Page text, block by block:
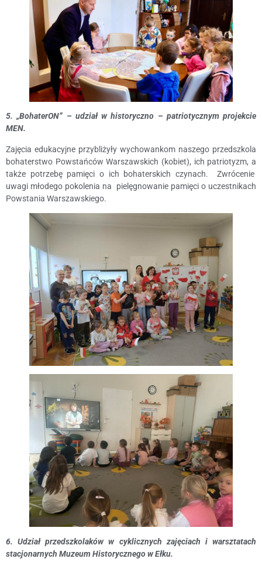
5. „BohaterON” – udział w historyczno – patriotycznym projekcie
MEN.
Zajęcia edukacyjne przybliżyły wychowankom naszego przedszkola
bohaterstwo Powstańców Warszawskich (kobiet), ich patriotyzm, a
także potrzebę pamięci o ich bohaterskich czynach. Zwrócenie
uwagi młodego pokolenia na pielęgnowanie pamięci o uczestnikach
Powstania Warszawskiego.
6. Udział przedszkolaków w cyklicznych zajęciach i warsztatach
stacjonarnych Muzeum Historycznego w Ełku.